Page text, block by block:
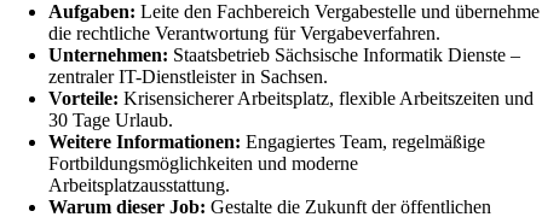
Aufgaben: Leite den Fachbereich Vergabestelle und übernehme
die rechtliche Verantwortung für Vergabeverfahren.
Unternehmen: Staatsbetrieb Sächsische Informatik Dienste –
zentraler IT-Dienstleister in Sachsen.
Vorteile: Krisensicherer Arbeitsplatz, flexible Arbeitszeiten und
30 Tage Urlaub.
Weitere Informationen: Engagiertes Team, regelmäßige
Fortbildungsmöglichkeiten und moderne
Arbeitsplatzausstattung.
Warum dieser Job: Gestalte die Zukunft der öffentlichen